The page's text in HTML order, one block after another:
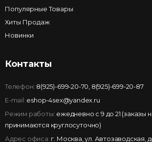
Популярные Товары
Хиты Продаж
Новинки
Контакты
Телефон: 8(925)-699-20-70 8(925)-699-20-87
E-mail: eshop-4sex@yandex.ru
Режим работы: ежедневно с 9 до 21 (заказы
принимаются круглосуточно)
Адрес офиса: г. Москва, ул. Автозаводская,